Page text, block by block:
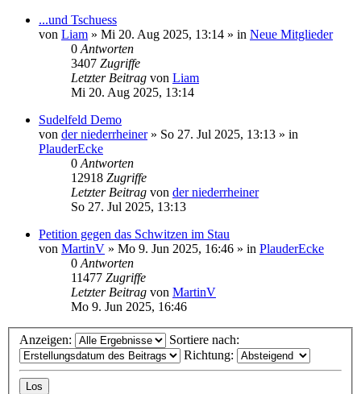
...und Tschuess
von Liam » Mi 20. Aug 2025, 13:14 » in Neue Mitglieder
0 Antworten
3407 Zugriffe
Letzter Beitrag von Liam
Mi 20. Aug 2025, 13:14
Sudelfeld Demo
von der niederrheiner» So 27. Jul 2025, 13:13 » in
PlauderEcke
0 Antworten
12918 Zugriffe
Letzter Beitrag von der niederrheiner
So 27. Jul 2025, 13:13
Petition gegen das Schwitzen im Stau
von MartinV » Mo 9. Jun 2025, 16:46 » in PlauderEcke
0 Antworten
11477 Zugriffe
Letzter Beitrag von MartinV
Mo 9. Jun 2025, 16:46
Anzeigen:
Sortiere nach:
Richtung: